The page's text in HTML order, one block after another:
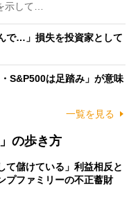
示して…
で…」損失を投資家として
S&P500は足踏み」が意味
一覧を見る
の歩き方
て儲けている」利益相反と
プファミリーの不正蓄財